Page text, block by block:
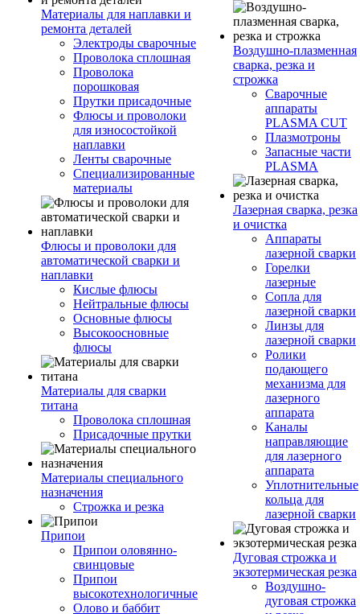
Материалы для наплавки и
ремонта деталей
Электроды сварочные
Проволока сплошная
Проволока
порошковая
Прутки присадочные
Флюсы и проволоки
для износостойкой
наплавки
Ленты сварочные
Специализированные
материалы
Флюсы и проволоки для
автоматической сварки и
наплавки
Кислые флюсы
Нейтральные флюсы
Основные флюсы
Высокоосновные
флюсы
Материалы для сварки
титана
Проволока сплошная
Присадочные прутки
Материалы специального
назначения
Строжка и резка
Припои
Припои оловянно-
свинцовые
Припои
высокотехнологичные
Олово и баббит
Воздушно-плазменная
сварка, резка и
строжка
Сварочные
аппараты
PLASMA CUT
Плазмотроны
Запасные части
PLASMA
Лазерная сварка, резка
и очистка
Аппараты
лазерной сварки
Горелки
лазерные
Сопла для
лазерной сварки
Линзы для
лазерной сварки
Ролики
подающего
механизма для
лазерного
аппарата
Каналы
направляющие
для лазерного
аппарата
Уплотнительные
кольца для
лазерной сварки
Дуговая строжка и
экзотермическая резка
Воздушно-
дуговая строжка